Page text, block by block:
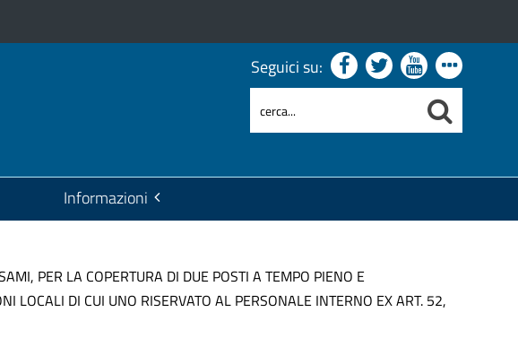
Seguici su:
Informazioni
PER LA COPERTURA DI DUE POSTI A TEMPO PIENO E
LOCALI DI CUI UNO RISERVATO AL PERSONALE INTERNO EX ART. 52,